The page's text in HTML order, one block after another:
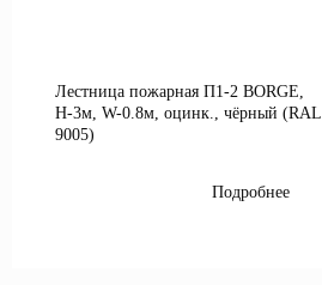
Лестница пожарная П1-2 BORGE,
Н-3м, W-0.8м, оцинк., чёрный (RAL
9005)
Подробнее